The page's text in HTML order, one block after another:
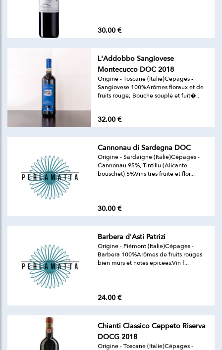
30.00 €
L'Addobbo Sangiovese
Montecucco DOC 2018
Origine - Toscane (Italie)Cépages -
Sangiovese 100%Arômes floraux et de
fruits rouge; Bouche souple et fuit�...
32.00 €
Cannonau di Sardegna DOC
Origine - Sardaigne (Italie)Cépages -
Cannonau 95%, Tintillu (Alicante
bouschet) 5%Vins très fruité et flor...
30.00 €
Barbera d'Asti Patrizi
Origine - Piémont (Italie)Cépages -
Barbera 100%Arômes de fruits rouges
bien mûrs et notes épicées.Vin f...
24.00 €
Chianti Classico Ceppeto Riserva
DOCG 2018
Origine - Toscane (Italie)Cépages -